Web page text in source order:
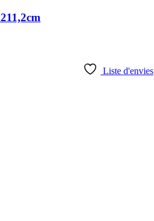
Liste d'envies